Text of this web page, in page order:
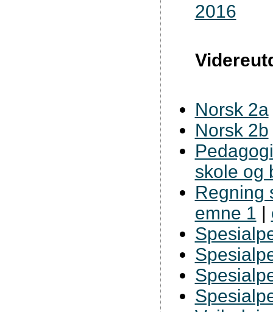
2016
Norsk 2a
Norsk 2b
skole og
Regning
emne 1